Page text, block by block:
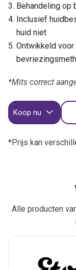
Behandeling op
Inclusief
huid niet
Ontwikkeld
*Mits correct
Koop nu
*Prijs kan
Alle producten